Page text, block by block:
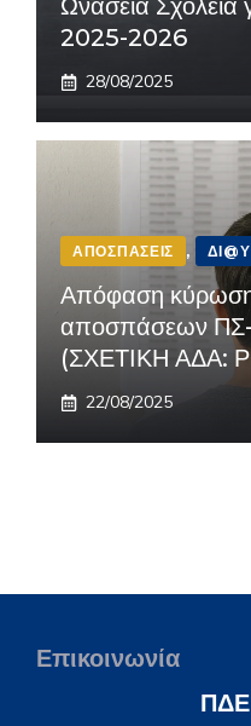
Ωνάσεια Σχολεία
2025-2026
28/08/2025
ΑΠΟΣΠΆΣΕΙΣ ,
Απόφαση
αποσπάσεων
(ΣΧΕΤΙΚΗ ΑΔΑ:
22/08/2025
Επικοινωνία
ΠΔΕ